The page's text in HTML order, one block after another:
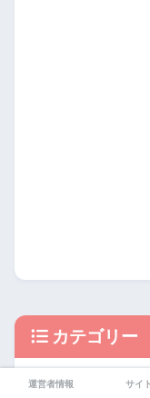
カテゴリー
手帳術
運営者情報 サイ